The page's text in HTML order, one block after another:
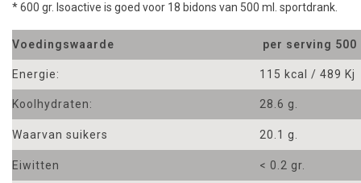
* 600 gr. Isoactive is goed voor 18 bidons van 500 ml. sportdrank.
Voedingswaarde per serving 500
Energie: 115 kcal / 489 Kj
Koolhydraten: 28.6 g.
Waarvan suikers 20.1 g.
Eiwitten < 0.2 gr.